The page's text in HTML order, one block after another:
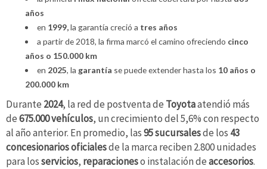
años
en 1999,la garantía creció a tres años
a partir de 2018, la firma marcó el camino ofreciendo cinco
años o 150.000 km
en 2025, la garantía se puede extender hasta los 10 años o
200.000 km
Durante 2024, la red de postventa de Toyotaatendió más
de675.000 vehículos, un crecimiento del 5,6% con respecto
al año anterior. En promedio, las95 sucursalesde los 43
concesionarios oficialesde la marca reciben 2.800 unidades
para losservicios, reparacioneso instalación deaccesorios.